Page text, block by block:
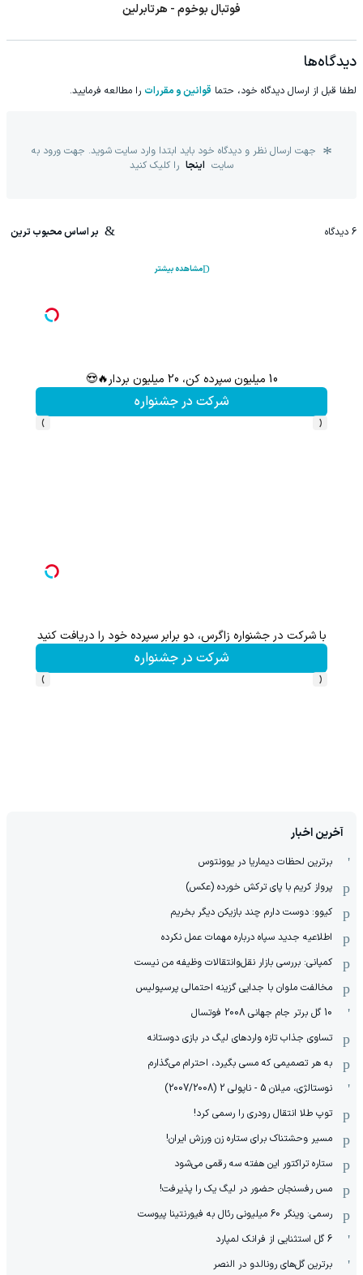
فوتبال بوخوم - هرتابرلین
دیدگاه‌ها
لطفا قبل از ارسال دیدگاه خود، حتما قوانین و مقررات را مطالعه فرمایید.
جهت ارسال نظر و دیدگاه خود باید ابتدا وارد سایت شوید. جهت ورود به
سایت اینجا را کلیک کنید
6 دیدگاه بر اساس محبوب ترین
مشاهده بیشتر
با شرکت در جشنواره زاگرس، دو برابر سپرده خود را دریافت کنید
شرکت در جشنواره
‹
›
هنوز 50 تتر رو دریافت نکردی؟ | رایگان ثبت نام کن و رایگان شروع کن!
دریافت 50 تتر !
‹
›
آخرین اخبار
برترین لحظات دیماریا در یوونتوس
پرواز کریم با پای ترکش خورده (عکس)
کیوو: دوست دارم چند بازیکن دیگر بخریم
اطلاعیه جدید سپاه درباره مهمات عمل نکرده
کمپانی: بررسی بازار نقل‌وانتقالات وظیفه من نیست
مخالفت ملوان با جدایی گزینه احتمالی پرسپولیس
10 گل برتر جام جهانی 2008 فوتسال
تساوی جذاب تازه واردهای لیگ در بازی دوستانه
به هر تصمیمی که مسی بگیرد، احترام می‌گذارم
نوستالژی، میلان 5 - ناپولی 2 (2007/2008)
توپ طلا انتقال رودری را رسمی کرد!
مسیر وحشتناک برای ستاره زن ورزش ایران!
ستاره تراکتور این هفته سه رقمی می‌شود
مس رفسنجان حضور در لیگ یک را پذیرفت!
رسمی: وینگر 60 میلیونی رئال به فیورنتینا پیوست
6 گل استثنایی از فرانک لمپارد
برترین گل‌های رونالدو در النصر